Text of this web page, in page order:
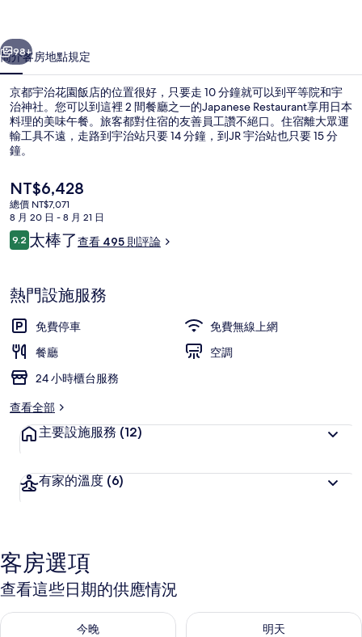
店
的
相
片
集
個 下一個
98+
簡介客房地點規定
京都宇治花園飯店的位置很好，只要走 10 分鐘就可以到平等院和宇
治神社。您可以到這裡 2 間餐廳之一的Japanese Restaurant享用日本
料理的美味午餐。旅客都對住宿的友善員工讚不絕口。住宿離大眾運
輸工具不遠，走路到宇治站只要 14 分鐘，到JR 宇治站也只要 15 分
鐘。
目
前
的
價
格
NT$6,428
總價 NT$7,071
8 月 20 日 - 8 月 21 日
評
論
9.29.2 分，滿分 10 分，
太棒了查看 495 則評論
熱門設施服務
免費停車
免費無線上網
餐廳
空調
24 小時櫃台服務
查看全部
主要設施服務 (12)
有家的溫度 (6)
客房選項
查看這些日期的供應情況
今晚
查看今晚 (8月 7 - 8月 8) 的供應情況
明天
查看明天 (8月 8 - 8月 9) 的供